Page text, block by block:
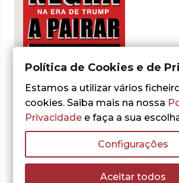
- 30%
Gary Lachman
Estrela Negra a
Pairar
14,00€ O
preço
9,80€O
preço
atual
Política de Cookies e de
Estamos a utilizar vários
cookies. Saiba mais na nossa
Privacidade e faça a sua
Configurações
Aceitar todos